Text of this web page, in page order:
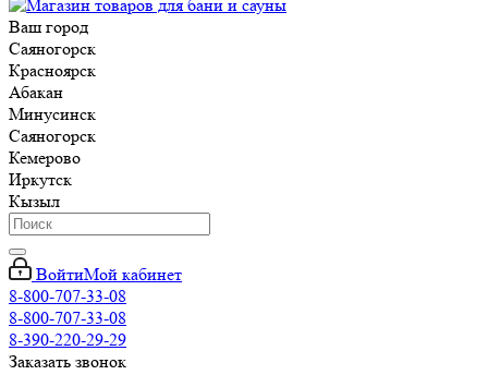
Ваш город
Саяногорск
Красноярск
Абакан
Минусинск
Саяногорск
Кемерово
Иркутск
Кызыл
ВойтиМой кабинет
8-800-707-33-08
8-800-707-33-08
8-390-220-29-29
Заказать звонок